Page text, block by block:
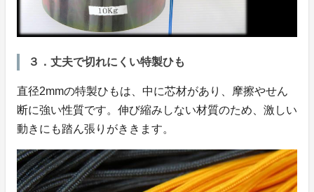
３．丈夫で切れにくい特製ひも
直径2mmの特製ひもは、中に芯材があり、摩擦やせん
断に強い性質です。伸び縮みしない材質のため、激しい
動きにも踏ん張りがききます。